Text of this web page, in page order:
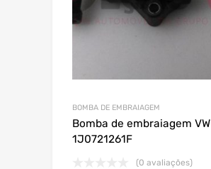
BOMBA DE EMBRAIAGEM
Bomba de embraiagem VW
1J0721261F
(0 avaliações)